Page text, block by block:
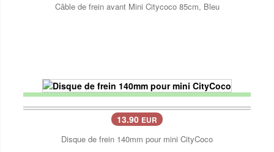
Câble de frein avant Mini Citycoco 85cm, Bleu
13.90 EUR
Disque de frein 140mm pour mini CityCoco